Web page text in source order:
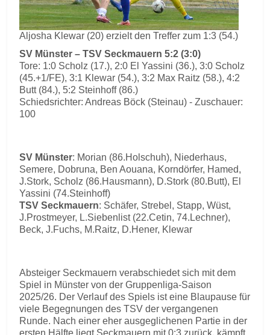
Aljosha Klewar (20) erzielt den Treffer zum 1:3 (54.)
SV Münster – TSV Seckmauern 5:2 (3:0)
Tore: 1:0 Scholz (17.), 2:0 El Yassini (36.), 3:0 Scholz
(45.+1/FE), 3:1 Klewar (54.), 3:2 Max Raitz (58.), 4:2
Butt (84.), 5:2 Steinhoff (86.)
Schiedsrichter: Andreas Böck (Steinau) - Zuschauer:
100
SV Münster: Morian (86.Holschuh), Niederhaus,
Semere, Dobruna, Ben Aouana, Korndörfer, Hamed,
J.Stork, Scholz (86.Hausmann), D.Stork (80.Butt), El
Yassini (74.Steinhoff)
TSV Seckmauern: Schäfer, Strebel, Stapp, Wüst,
J.Prostmeyer, L.Siebenlist (22.Cetin, 74.Lechner),
Beck, J.Fuchs, M.Raitz, D.Hener, Klewar
Absteiger Seckmauern verabschiedet sich mit dem
Spiel in Münster von der Gruppenliga-Saison
2025/26. Der Verlauf des Spiels ist eine Blaupause für
viele Begegnungen des TSV der vergangenen
Runde. Nach einer eher ausgeglichenen Partie in der